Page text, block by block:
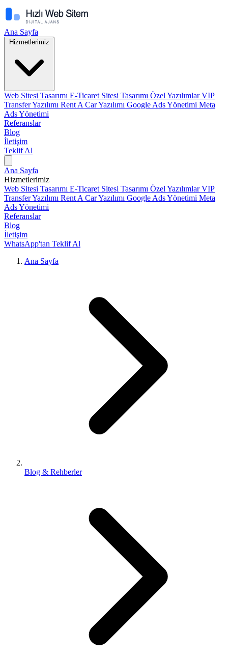
Ana Sayfa
Hizmetlerimiz
Web Sitesi Tasarımı E-Ticaret Sitesi Tasarımı Özel YazılımlarVIP
Transfer Yazılımı Rent A Car Yazılımı Google Ads Yönetimi Meta
Ads Yönetimi
Referanslar
Blog
İletişim
Teklif Al
Ana Sayfa
Hizmetlerimiz
Web Sitesi Tasarımı E-Ticaret Sitesi Tasarımı Özel YazılımlarVIP
Transfer Yazılımı Rent A Car Yazılımı Google Ads Yönetimi Meta
Ads Yönetimi
Referanslar
Blog
İletişim
WhatsApp'tan Teklif Al
Ana Sayfa
Blog & Rehberler